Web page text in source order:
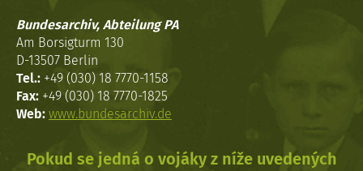
Bundesarchiv, Abteilung PA
Am Borsigturm 130
D-13507 Berlin
Tel.: +49 (030) 18 7770-1158
Fax: +49 (030) 18 7770-1825
Web: www.bundesarchiv.de
Pokud se jedná o vojáky z níže uvedených